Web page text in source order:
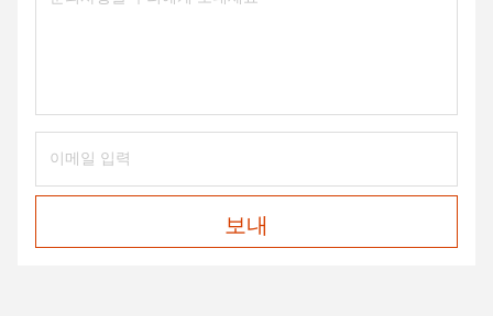
보내